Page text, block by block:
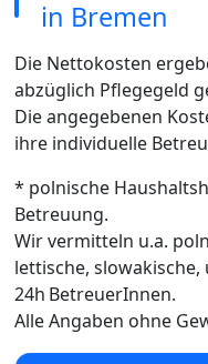
in Bremen
Die Nettokosten
abzüglich Pflegegeld
Die angegebenen
ihre individuelle
* polnische
Betreuung.
Wir vermitteln u.a.
lettische,
24h BetreuerInnen.
Alle Angaben ohne